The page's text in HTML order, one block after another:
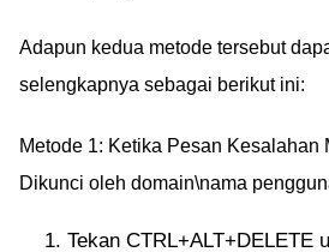
Adapun kedua metode tersebut
selengkapnya sebagai berikut ini:
Metode 1: Ketika Pesan Kesalahan
Dikunci oleh domain\nama
Tekan CTRL+ALT+DELETE